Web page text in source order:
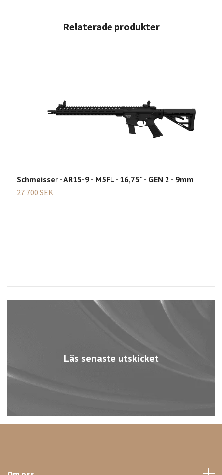
Läs senaste utskicket
Schmeisser - AR15-9 - M5FL - 16,75" - GEN 2 - 9mm
27 700 SEK